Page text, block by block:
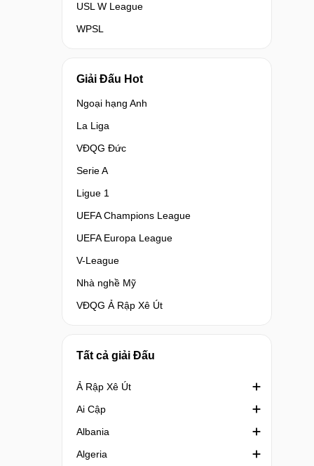
USL W League
WPSL
Giải Đấu Hot
Ngoại hạng Anh
La Liga
VĐQG Đức
Serie A
Ligue 1
UEFA Champions League
UEFA Europa League
V-League
Nhà nghề Mỹ
VĐQG Ả Rập Xê Út
Tất cả giải Đấu
Ả Rập Xê Út
Crown Prince Cup Saudi Arabia
Division 1 Saudi Arabia
King's Cup Saudi Arabia
Ai Cập
Cúp quốc gia Ai Cập
Cúp Liên đoàn Ai Cập
Albania
1st Division Albania
Algeria